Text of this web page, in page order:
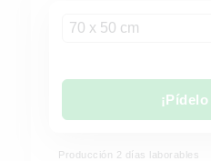
70 x 50 cm
Producción 2 días laborables